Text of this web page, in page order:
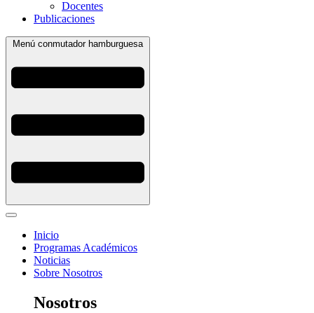
Docentes
Publicaciones
Menú conmutador hamburguesa
Inicio
Programas Académicos
Noticias
Sobre Nosotros
Nosotros